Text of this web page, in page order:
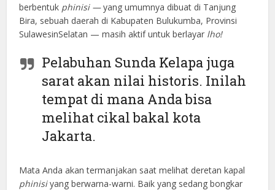
berbentuk phinisi —yang umumnya dibuat di Tanjung
Bira, sebuah daerah di Kabupaten Bulukumba, Provinsi
SulawesinSelatan — masih aktif untuk berlayar lho!
Pelabuhan Sunda Kelapa juga
sarat akan nilai historis. Inilah
tempat di mana Anda bisa
melihat cikal bakal kota
Jakarta.
Mata Anda akan termanjakan saat melihat deretan kapal
phinisiyang berwarna-warni. Baik yang sedang bongkar